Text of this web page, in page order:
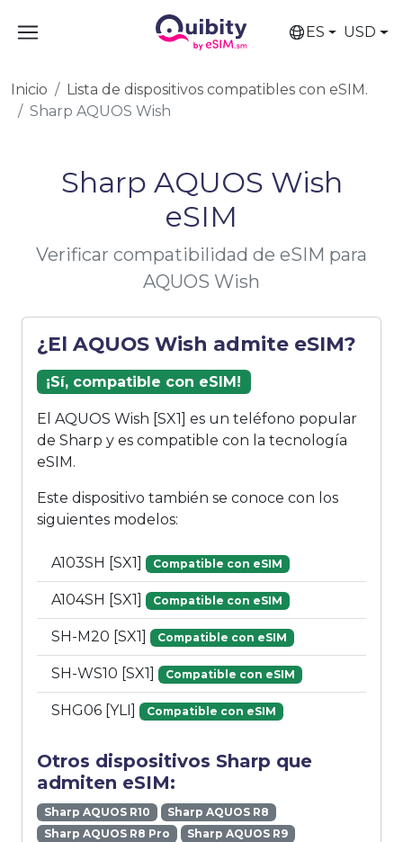
ES USD
Inicio
Lista de dispositivos compatibles con eSIM.
Sharp AQUOS Wish
Sharp AQUOS Wish
eSIM
Verificar compatibilidad de eSIM para
AQUOS Wish
¿El AQUOS Wish admite eSIM?
¡Sí, compatible con eSIM!
El AQUOS Wish [SX1] es un teléfono popular
de Sharp y es compatible con la tecnología
eSIM.
Este dispositivo también se conoce con los
siguientes modelos:
A103SH [SX1] Compatible con eSIM
A104SH [SX1] Compatible con eSIM
SH-M20 [SX1] Compatible con eSIM
SH-WS10 [SX1] Compatible con eSIM
SHG06 [YLI] Compatible con eSIM
Otros dispositivos Sharp que
admiten eSIM:
Sharp AQUOS R10
Sharp AQUOS R8
Sharp AQUOS R8 Pro
Sharp AQUOS R9